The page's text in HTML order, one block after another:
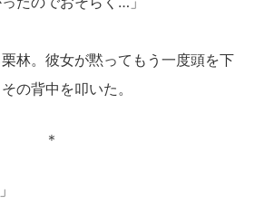
林。彼女が黙ってもう一度頭を下
の背中を叩いた。
＊